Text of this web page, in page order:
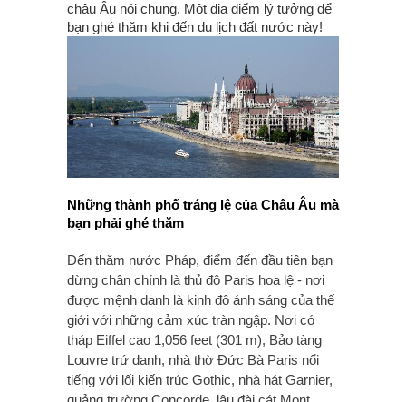
châu Âu nói chung. Một địa điểm lý tưởng để
bạn ghé thăm khi đến du lịch đất nước này!
Những thành phố tráng lệ của Châu Âu mà
bạn phải ghé thăm
Đến thăm nước Pháp, điểm đến đầu tiên bạn
dừng chân chính là thủ đô Paris hoa lệ - nơi
được mệnh danh là kinh đô ánh sáng của thế
giới với những cảm xúc tràn ngập. Nơi có
tháp Eiffel cao 1,056 feet (301 m), Bảo tàng
Louvre trứ danh, nhà thờ Đức Bà Paris nổi
tiếng với lối kiến trúc Gothic, nhà hát Garnier,